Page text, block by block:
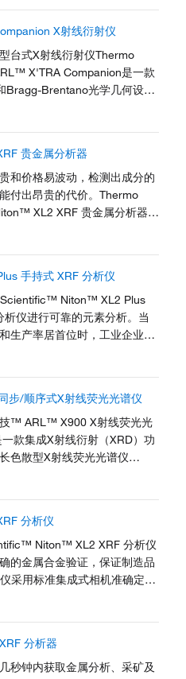
将使冶金、石油、高分子聚合
、水泥和耐火材料，以及涉及
学、环境研究和法医学等行业
X射线衍射仪
台式X射线衍射仪Thermo
X'TRA Companion是一款
Bragg-Brentano光学几何设计
贵金属分析器
和价格易波动，检测出成分的
付出昂贵的代价。Thermo
XL2 XRF 贵金属分析器提
和钱币的确切元素组成，从而
售的贵金属的价值。
手持式 XRF 分析仪
Niton™ XL2 Plus
析仪进行可靠的元素分析。当
生产率居首位时，工业企业可
和合金或获取地球化学数据。
步/顺序式X射线荧光光谱仪
™ ARL™ X900 X射线荧光光
款集成X射线衍射（XRD）功
色散型X射线荧光光谱仪
泥生产及矿业加工等领域对流
率的严苛需求。 元素分析对于
属行业十分关键。快速、精准
产品和副产品中的元素成分，
分析仪
Niton™ XL2 XRF 分析仪
的金属合金验证，保证制造品
采用标准集成式相机准确定位
，包括废金属鉴别、采矿和勘
和电子产品的铅超标筛选等。
分析器
秒钟内获取金属分析、采矿及